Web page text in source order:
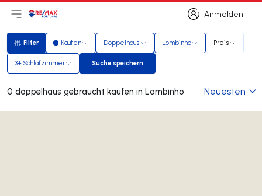
Anmelden
Anmelden
Hauptmenü öffnen
LogoZur Startseite
Filter
Filter Kaufen Doppelhaus Lombinho Preis
3+ Schlafzimmer Suche speichern
Suche speichern
0 doppelhaus gebraucht kaufen in Lombinho Neuesten